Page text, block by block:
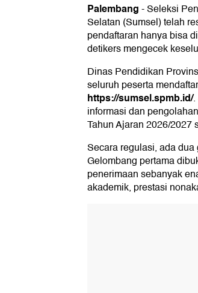
Palembang-Seleksi
Selatan (Sumsel) telah
pendaftaran hanya bisa
detikers mengecek
Dinas Pendidikan
seluruh peserta
https://sumsel.spmb.id/
informasi dan
Tahun Ajaran 2026/2027
Secara regulasi, ada
Gelombang pertama
penerimaan sebanyak
akademik, prestasi